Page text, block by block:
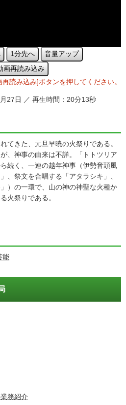
1分先へ
音量アップ
画再読み込み
読み込み]ボタンを押してください。
27日 ／ 再生時間：20分13秒
てきた、元旦早暁の火祭りである。
、神事の由来は不詳。「トトツリア
続く、一連の越年神事（伊勢音頭風
、祭文を合唱する「アタラシキ」、
）の一環で、山の神の神聖な火種か
火祭りである。
能
務紹介